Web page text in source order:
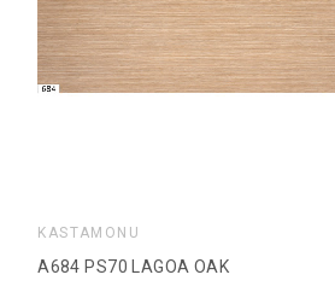
KASTAMONU
A684 PS70 LAGOA OAK